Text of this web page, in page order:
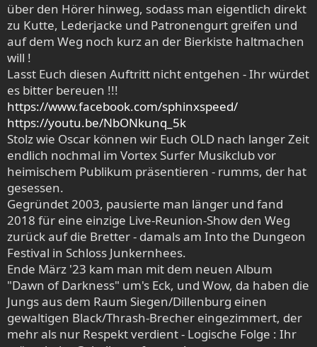
über den Hörer hinweg, sodass man eigentlich direkt
zu Kutte, Lederjacke und Patronengurt greifen und
auf dem Weg noch kurz an der Bierkiste haltmachen
will !
Lasst Euch diesen Auftritt nicht entgehen - Ihr würdet
es bitter bereuen !!!
https://www.facebook.com/sphinxspeed/
https://youtu.be/NbONkunq_5k
Stolz wie Oscar können wir Euch OLD nach langer Zeit
endlich nochmal im Vortex Surfer Musikclub vor
heimischem Publikum präsentieren - rumms, der hat
gesessen.
Gegründet 2003, pausierte man länger und fand
2018 für eine einzige Live-Reunion-Show den Weg
zurück auf die Bretter - damals am Into the Dungeon
Festival in Schloss Junkernhees.
Ende März '23 kam man mit dem neuen Album
"Dawn of Darkness" um's Eck, und Wow, da haben die
Jungs aus dem Raum Siegen/Dillenburg einen
gewaltigen Black/Thrash-Brecher eingezimmert, der
mehr als nur Respekt verdient - Logische Folge : Ihr